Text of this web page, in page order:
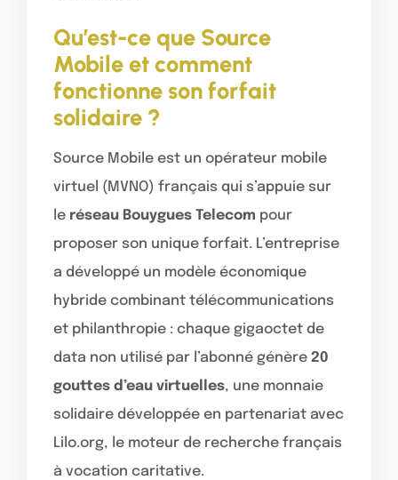
Qu’est-ce que Source
Mobile et comment
fonctionne son forfait
solidaire ?
Source Mobile est un opérateur mobile
virtuel (MVNO) français qui s’appuie sur
le réseau Bouygues Telecom pour
proposer son unique forfait. L’entreprise
a développé un modèle économique
hybride combinant télécommunications
et philanthropie : chaque gigaoctet de
data non utilisé par l’abonné génère 20
gouttes d’eau virtuelles, une monnaie
solidaire développée en partenariat avec
Lilo.org, le moteur de recherche français
à vocation caritative.